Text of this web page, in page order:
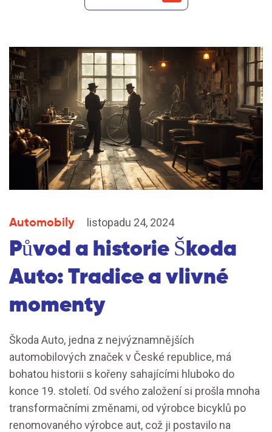
Automobily listopadu 24, 2024
Původ a historie Škoda
Auto: Tradice a vlivné
momenty
Škoda Auto, jedna z nejvýznamnějších
automobilových značek v České republice, má
bohatou historii s kořeny sahajícími hluboko do
konce 19. století. Od svého založení si prošla mnoha
transformačními změnami, od výrobce bicyklů po
renomovaného výrobce aut, což ji postavilo na